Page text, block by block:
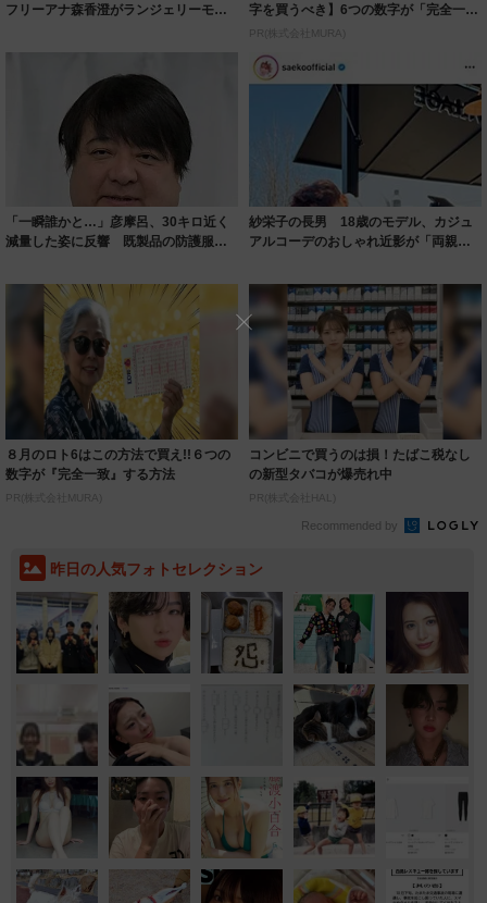
フリーアナ森香澄がランジェリーモデ
字を買うべき】6つの数字が「完全一
致」する方...
PR(株式会社MURA)
「一瞬誰かと…」彦摩呂、30キロ近く
減量した姿に反響 既製品の防護服が
紗栄子の長男 18歳のモデル、カジュ
アルコーデのおしゃれ近影が「両親の
８月のロト6はこの方法で買え!!６つの
数字が『完全一致』する方法
PR(株式会社MURA)
コンビニで買うのは損！たばこ税なし
の新型タバコが爆売れ中
PR(株式会社HAL)
Recommended by
昨日の人気フォトセレクション